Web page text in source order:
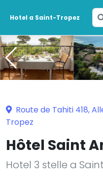
Hotel a Saint-Tropez
Route de Tahiti 418,
Tropez
Hôtel Saint
Hotel 3 stelle a